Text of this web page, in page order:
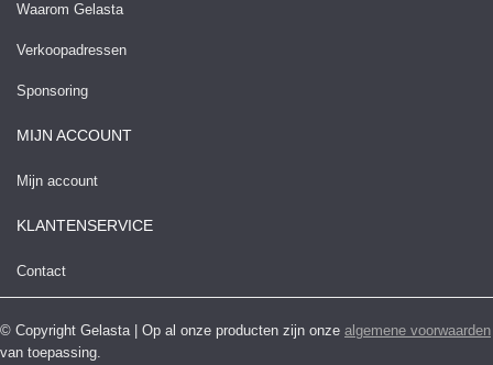
Waarom Gelasta
Verkoopadressen
Sponsoring
MIJN ACCOUNT
Mijn account
KLANTENSERVICE
Contact
© Copyright Gelasta | Op al onze producten zijn onze algemene voorwaarden
van toepassing.